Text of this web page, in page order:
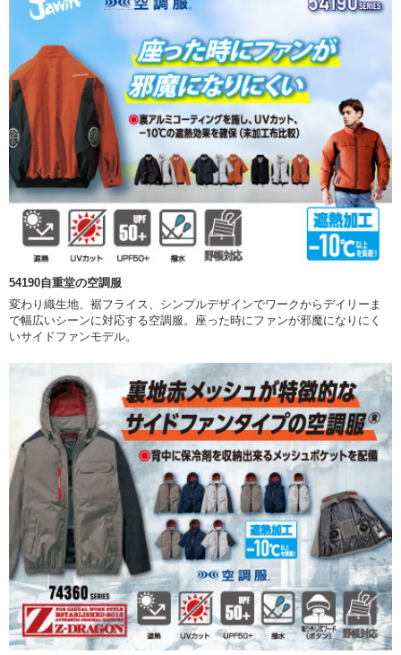
54190自重堂の空調服
変わり織生地、裾フライス、シンプルデザインでワークからデイリーま
で幅広いシーンに対応する空調服。座った時にファンが邪魔になりにく
いサイドファンモデル。